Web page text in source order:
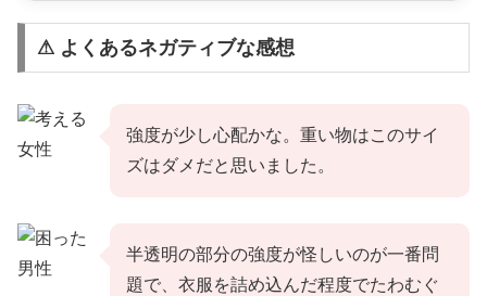
⚠ よくあるネガティブな感想
強度が少し心配かな。重い物はこのサイ
ズはダメだと思いました。
半透明の部分の強度が怪しいのが一番問
題で、衣服を詰め込んだ程度でたわむぐ